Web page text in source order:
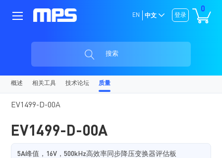
0
登录
EN 中文
搜索
概述 相关工具 技术论坛 质量
EV1499-D-00A
EV1499-D-00A
5A峰值，16V，500kHz高效率同步降压变换器评估板